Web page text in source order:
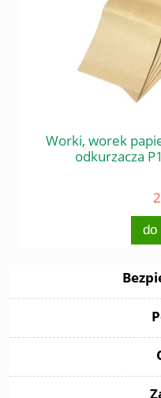
Worki, worek
odkurzacza
do